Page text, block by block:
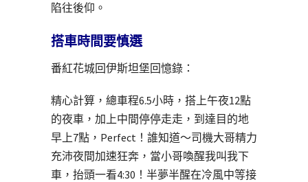
陷往後仰。
搭車時間要慎選
番紅花城回伊斯坦堡回憶錄：
精心計算，總車程6.5小時，搭上午夜12點
的夜車，加上中間停停走走，到達目的地
早上7點，Perfect！誰知道～司機大哥精力
充沛夜間加速狂奔，當小哥喚醒我叫我下
車，抬頭一看4:30！半夢半醒在冷風中等接